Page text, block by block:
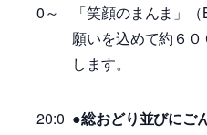
0～
「笑顔のまんま」
願いを込めて約６
します。
20:0 ●総おどり並びにご